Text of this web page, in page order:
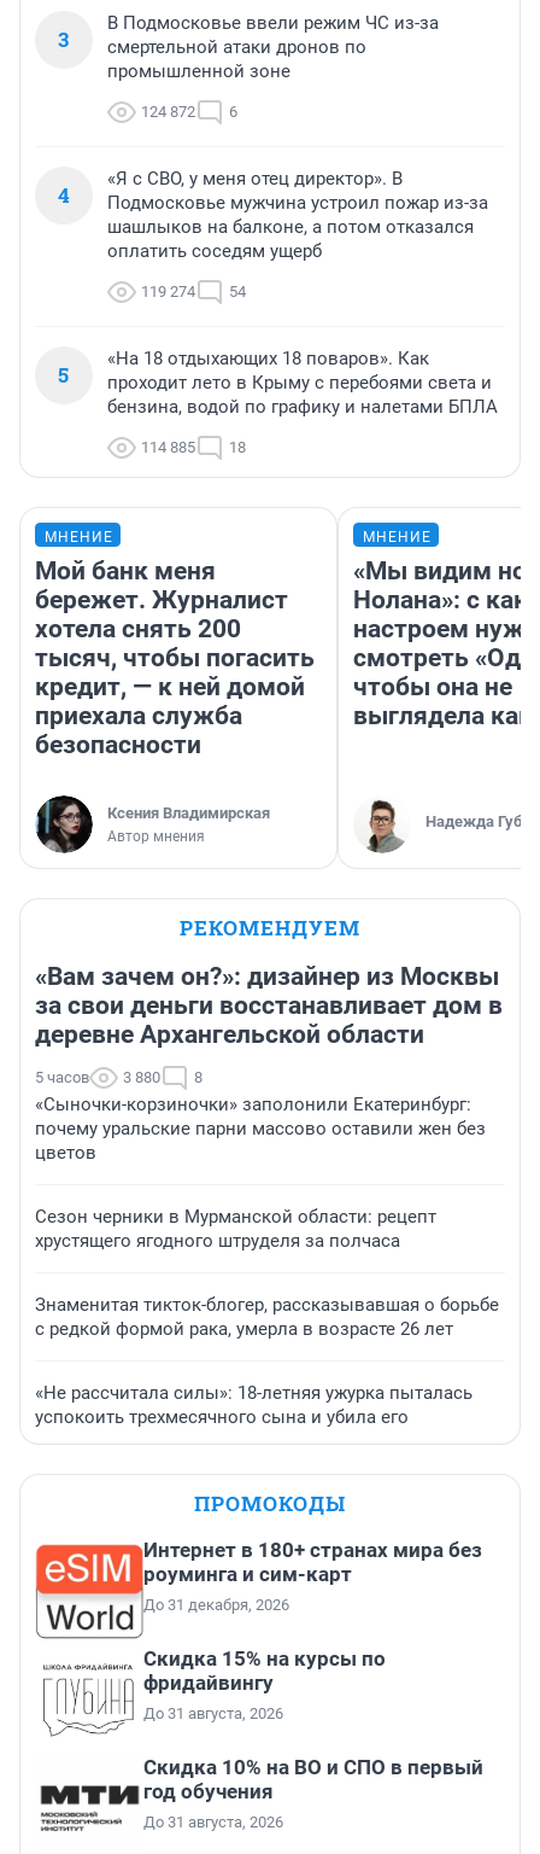
3
В Подмосковье ввели режим ЧС из-за
смертельной атаки дронов по
промышленной зоне
124 872 6
4
«Я с СВО, у меня отец директор». В
Подмосковье мужчина устроил пожар из-за
шашлыков на балконе, а потом отказался
оплатить соседям ущерб
119 274 54
5
«На 18 отдыхающих 18 поваров». Как
проходит лето в Крыму с перебоями света и
бензина, водой по графику и налетами БПЛА
114 885 18
МНЕНИЕ
Мой банк меня
бережет. Журналист
хотела снять 200
тысяч, чтобы погасить
кредит, — к ней домой
приехала служба
безопасности
Ксения Владимирская
Автор мнения
МНЕНИЕ
«Мы видим
Нолана»: с
настроем
смотреть
чтобы она не
выглядела как
Надежда
РЕКОМЕНДУЕМ
«Вам зачем он?»: дизайнер из Москвы
за свои деньги восстанавливает дом в
деревне Архангельской области
5 часов 3 880 8
«Сыночки-корзиночки» заполонили Екатеринбург:
почему уральские парни массово оставили жен без
цветов
Сезон черники в Мурманской области: рецепт
хрустящего ягодного штруделя за полчаса
Знаменитая тикток-блогер, рассказывавшая о борьбе
с редкой формой рака, умерла в возрасте 26 лет
«Не рассчитала силы»: 18-летняя ужурка пыталась
успокоить трехмесячного сына и убила его
ПРОМОКОДЫ
Интернет в 180+ странах мира без
роуминга и сим-карт
До 31 декабря, 2026
Скидка 15% на курсы по
фридайвингу
До 31 августа, 2026
Скидка 10% на ВО и СПО в первый
год обучения
До 31 августа, 2026